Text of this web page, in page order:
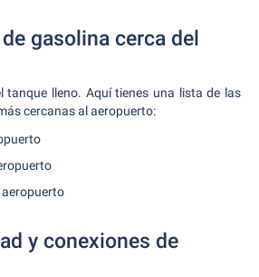
gasolina cerca del
tanque lleno. Aquí tienes una lista de las
cercanas al aeropuerto:
aeropuerto
y conexiones de